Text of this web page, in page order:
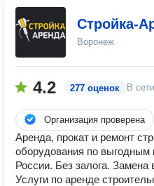
Стройка-
Воронеж
4.2 277 оценок В сети
Организация проверена
Аренда, прокат и ремонт
оборудования по
России. Без залога. Замена
Услуги по аренде